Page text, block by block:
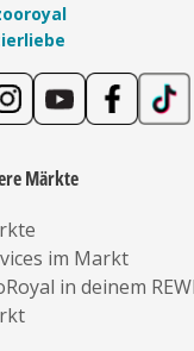
Märkte
im Markt
in deinem